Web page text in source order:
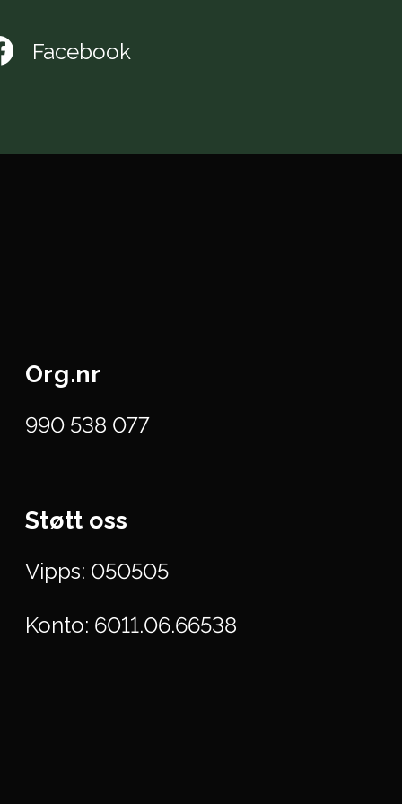
Facebook
Org.nr
990 538 077
Støtt oss
Vipps: 050505
Konto: 6011.06.66538